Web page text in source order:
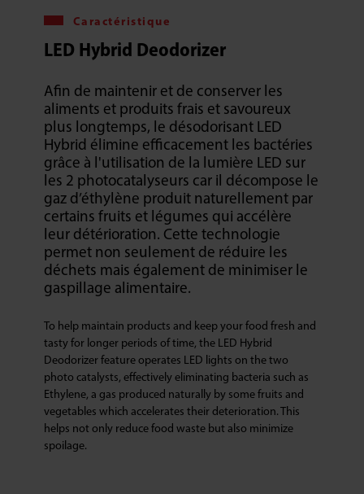
Caractéristique
LED Hybrid Deodorizer
Afin de maintenir et de conserver les
aliments et produits frais et savoureux
plus longtemps, le désodorisant LED
Hybrid élimine efficacement les bactéries
grâce à l'utilisation de la lumière LED sur
les 2 photocatalyseurs car il décompose le
gaz d’éthylène produit naturellement par
certains fruits et légumes qui accélère
leur détérioration. Cette technologie
permet non seulement de réduire les
déchets mais également de minimiser le
gaspillage alimentaire.
To help maintain products and keep your food fresh and
tasty for longer periods of time, the LED Hybrid
Deodorizer feature operates LED lights on the two
photo catalysts, effectively eliminating bacteria such as
Ethylene, a gas produced naturally by some fruits and
vegetables which accelerates their deterioration. This
helps not only reduce food waste but also minimize
spoilage.